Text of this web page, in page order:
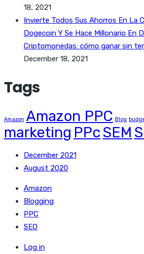
18, 2021
Invierte Todos Sus Ahorros En La
Dogecoin Y Se Hace Millonario En
Criptomonedas: cómo ganar sin
December 18, 2021
Tags
Amazon Amazon PPC Blog
marketing PPcSEM
December 2021
August 2020
Amazon
Blogging
PPC
SEO
Log in